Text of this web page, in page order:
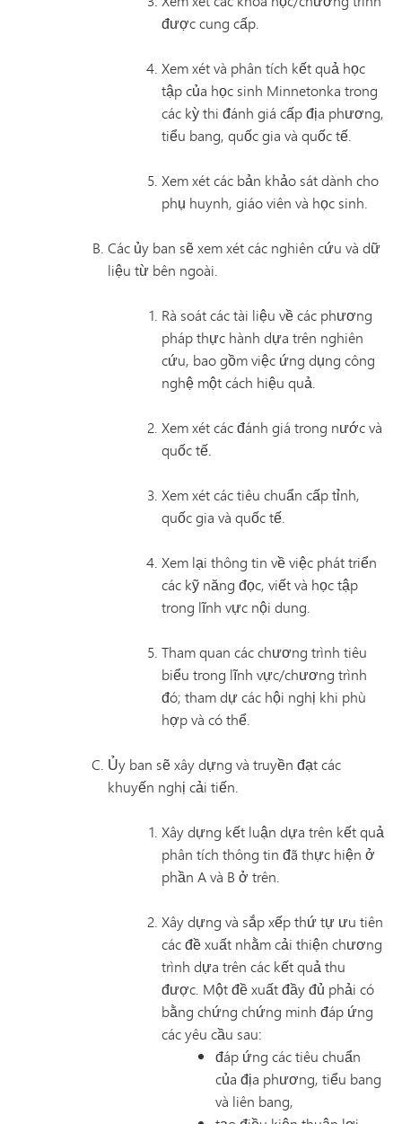
được cung cấp.
Xem xét và phân tích kết quả học
tập của học sinh Minnetonka trong
các kỳ thi đánh giá cấp địa phương,
tiểu bang, quốc gia và quốc tế.
Xem xét các bản khảo sát dành cho
phụ huynh, giáo viên và học sinh.
Các ủy ban sẽ xem xét các nghiên cứu và dữ
liệu từ bên ngoài.
Rà soát các tài liệu về các phương
pháp thực hành dựa trên nghiên
cứu, bao gồm việc ứng dụng công
nghệ một cách hiệu quả.
Xem xét các đánh giá trong nước và
quốc tế.
Xem xét các tiêu chuẩn cấp tỉnh,
quốc gia và quốc tế.
Xem lại thông tin về việc phát triển
các kỹ năng đọc, viết và học tập
trong lĩnh vực nội dung.
Tham quan các chương trình tiêu
biểu trong lĩnh vực/chương trình
đó; tham dự các hội nghị khi phù
hợp và có thể.
Ủy ban sẽ xây dựng và truyền đạt các
khuyến nghị cải tiến.
Xây dựng kết luận dựa trên kết quả
phân tích thông tin đã thực hiện ở
phần A và B ở trên.
Xây dựng và sắp xếp thứ tự ưu tiên
các đề xuất nhằm cải thiện chương
trình dựa trên các kết quả thu
được. Một đề xuất đầy đủ phải có
bằng chứng chứng minh đáp ứng
các yêu cầu sau:
đáp ứng các tiêu chuẩn
của địa phương, tiểu bang
và liên bang,